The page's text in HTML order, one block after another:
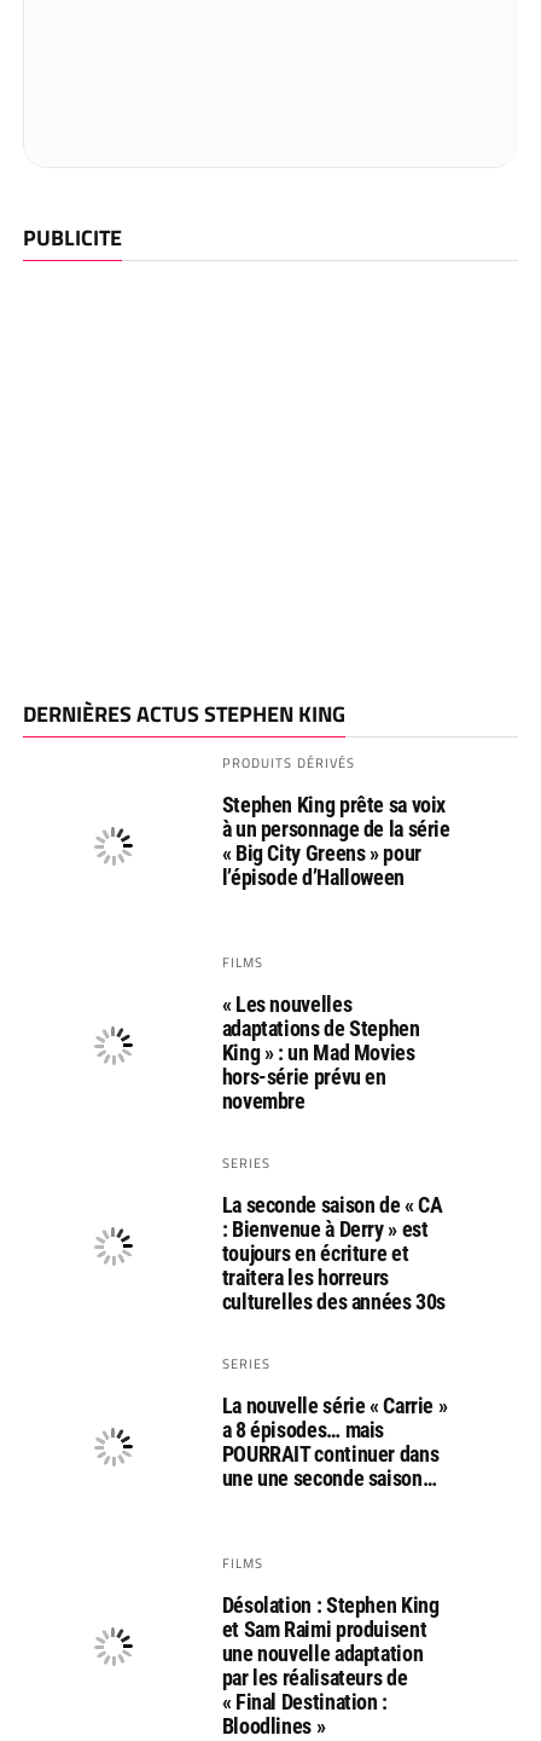
PUBLICITE
DERNIÈRES ACTUS STEPHEN KING
PRODUITS DÉRIVÉS
Stephen King prête sa voix
à un personnage de la série
« Big City Greens » pour
l’épisode d’Halloween
FILMS
« Les nouvelles
adaptations de Stephen
King » : un Mad Movies
hors-série prévu en
novembre
SERIES
La seconde saison de « CA
: Bienvenue à Derry » est
toujours en écriture et
traitera les horreurs
culturelles des années 30s
SERIES
La nouvelle série « Carrie »
a 8 épisodes… mais
POURRAIT continuer dans
une une seconde saison…
FILMS
Désolation : Stephen King
et Sam Raimi produisent
une nouvelle adaptation
par les réalisateurs de
« Final Destination :
Bloodlines »